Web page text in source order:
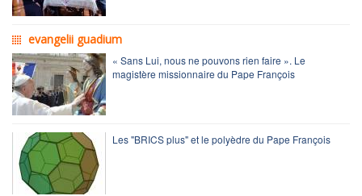
evangelii guadium
« Sans Lui, nous ne pouvons rien faire ». Le
magistère missionnaire du Pape François
Les "BRICS plus" et le polyèdre du Pape François